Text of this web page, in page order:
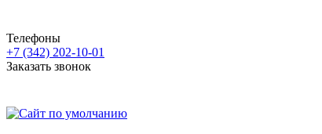
Телефоны
+7 (342) 202-10-01
Заказать звонок